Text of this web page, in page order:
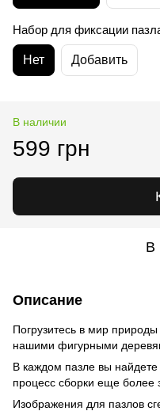
Набор для фиксации
Нет Добавить
В наличии
599 грн
В
Описание
Погрузитесь в мир
нашими фигурными
В каждом пазле вы
процесс сборки еще
Изображения для пазлов